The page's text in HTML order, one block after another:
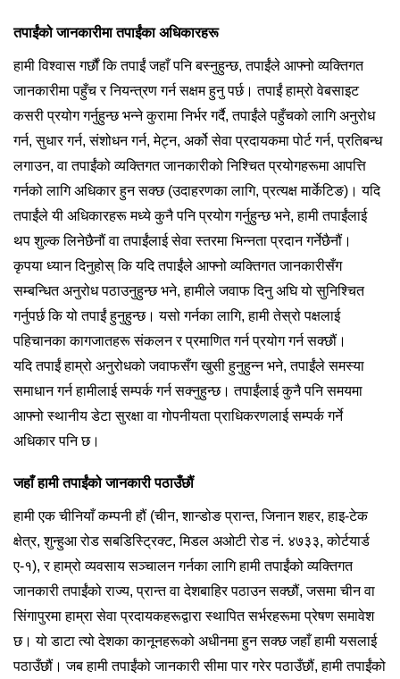
तपाईंको जानकारीमा तपाईंका अधिकारहरू
हामी विश्वास गर्छौं कि तपाईं जहाँ पनि बस्नुहुन्छ, तपाईंले आफ्नो व्यक्तिगत
जानकारीमा पहुँच र नियन्त्रण गर्न सक्षम हुनु पर्छ। तपाईं हाम्रो वेबसाइट
कसरी प्रयोग गर्नुहुन्छ भन्ने कुरामा निर्भर गर्दै, तपाईंले पहुँचको लागि अनुरोध
गर्न, सुधार गर्न, संशोधन गर्न, मेट्न, अर्को सेवा प्रदायकमा पोर्ट गर्न, प्रतिबन्ध
लगाउन, वा तपाईंको व्यक्तिगत जानकारीको निश्चित प्रयोगहरूमा आपत्ति
गर्नको लागि अधिकार हुन सक्छ (उदाहरणका लागि, प्रत्यक्ष मार्केटिङ)। यदि
तपाईंले यी अधिकारहरू मध्ये कुनै पनि प्रयोग गर्नुहुन्छ भने, हामी तपाईंलाई
थप शुल्क लिनेछैनौं वा तपाईंलाई सेवा स्तरमा भिन्नता प्रदान गर्नेछैनौं।
कृपया ध्यान दिनुहोस् कि यदि तपाईंले आफ्नो व्यक्तिगत जानकारीसँग
सम्बन्धित अनुरोध पठाउनुहुन्छ भने, हामीले जवाफ दिनु अघि यो सुनिश्चित
गर्नुपर्छ कि यो तपाईं हुनुहुन्छ। यसो गर्नका लागि, हामी तेस्रो पक्षलाई
पहिचानका कागजातहरू संकलन र प्रमाणित गर्न प्रयोग गर्न सक्छौं।
यदि तपाईं हाम्रो अनुरोधको जवाफसँग खुसी हुनुहुन्न भने, तपाईंले समस्या
समाधान गर्न हामीलाई सम्पर्क गर्न सक्नुहुन्छ। तपाईंलाई कुनै पनि समयमा
आफ्नो स्थानीय डेटा सुरक्षा वा गोपनीयता प्राधिकरणलाई सम्पर्क गर्ने
अधिकार पनि छ।
जहाँ हामी तपाईंको जानकारी पठाउँछौं
हामी एक चीनियाँ कम्पनी हौं (चीन, शान्डोङ प्रान्त, जिनान शहर, हाइ-टेक
क्षेत्र, शुन्हुआ रोड सबडिस्ट्रिक्ट, मिडल अओटी रोड नं. ४७३३, कोर्टयार्ड
ए-१), र हाम्रो व्यवसाय सञ्चालन गर्नका लागि हामी तपाईंको व्यक्तिगत
जानकारी तपाईंको राज्य, प्रान्त वा देशबाहिर पठाउन सक्छौं, जसमा चीन वा
सिंगापुरमा हाम्रा सेवा प्रदायकहरूद्वारा स्थापित सर्भरहरूमा प्रेषण समावेश
छ। यो डाटा त्यो देशका कानूनहरूको अधीनमा हुन सक्छ जहाँ हामी यसलाई
पठाउँछौं। जब हामी तपाईंको जानकारी सीमा पार गरेर पठाउँछौं, हामी तपाईंको